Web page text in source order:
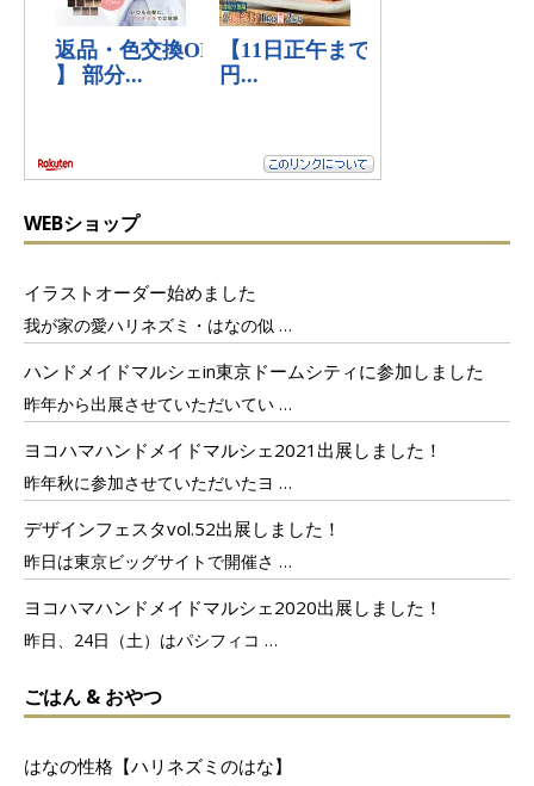
WEBショップ
イラストオーダー始めました
我が家の愛ハリネズミ・はなの似 …
ハンドメイドマルシェin東京ドームシティに参加しました
昨年から出展させていただいてい …
ヨコハマハンドメイドマルシェ2021出展しました！
昨年秋に参加させていただいたヨ …
デザインフェスタvol.52出展しました！
昨日は東京ビッグサイトで開催さ …
ヨコハマハンドメイドマルシェ2020出展しました！
昨日、24日（土）はパシフィコ …
ごはん & おやつ
はなの性格【ハリネズミのはな】